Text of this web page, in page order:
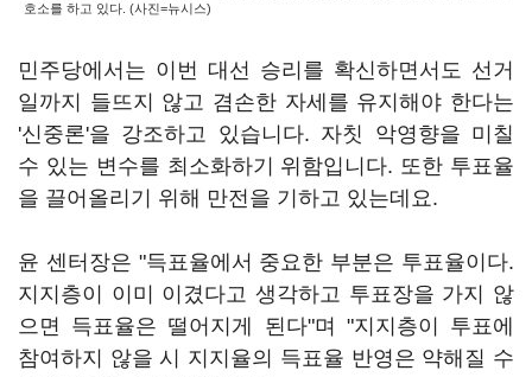
호소를 하고 있다. (사진=뉴시스)
민주당에서는 이번 대선 승리를 확신하면서도 선거
일까지 들뜨지 않고 겸손한 자세를 유지해야 한다는
'신중론'을 강조하고 있습니다. 자칫 악영향을 미칠
수 있는 변수를 최소화하기 위함입니다. 또한 투표율
을 끌어올리기 위해 만전을 기하고 있는데요.
윤 센터장은 "득표율에서 중요한 부분은 투표율이다.
지지층이 이미 이겼다고 생각하고 투표장을 가지 않
으면 득표율은 떨어지게 된다"며 "지지층이 투표에
참여하지 않을 시 지지율의 득표율 반영은 약해질 수